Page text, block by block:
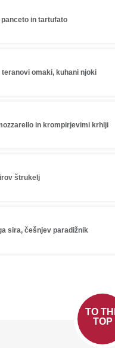
in tartufato
omaki, kuhani njoki
in krompirjevimi krhlji
štrukelj
sira, češnjev paradižnik
TO
TOP